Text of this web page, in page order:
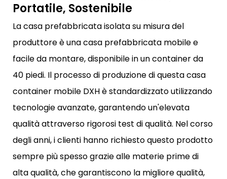
Portatile, Sostenibile
La casa prefabbricata isolata su misura del
produttore è una casa prefabbricata mobile e
facile da montare, disponibile in un container da
40 piedi. Il processo di produzione di questa casa
container mobile DXH è standardizzato utilizzando
tecnologie avanzate, garantendo un'elevata
qualità attraverso rigorosi test di qualità. Nel corso
degli anni, i clienti hanno richiesto questo prodotto
sempre più spesso grazie alle materie prime di
alta qualità, che garantiscono la migliore qualità,